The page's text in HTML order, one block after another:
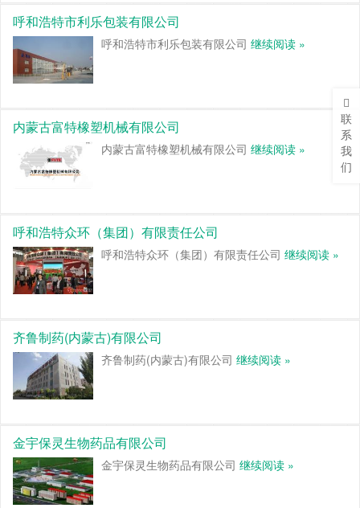
呼和浩特市利乐包装有限公司
呼和浩特市利乐包装有限公司 继续阅读 »
内蒙古富特橡塑机械有限公司
内蒙古富特橡塑机械有限公司 继续阅读 »
呼和浩特众环（集团）有限责任公司
呼和浩特众环（集团）有限责任公司 继续阅读 »
齐鲁制药(内蒙古)有限公司
齐鲁制药(内蒙古)有限公司 继续阅读 »
金宇保灵生物药品有限公司
金宇保灵生物药品有限公司 继续阅读 »
联
系
我
们